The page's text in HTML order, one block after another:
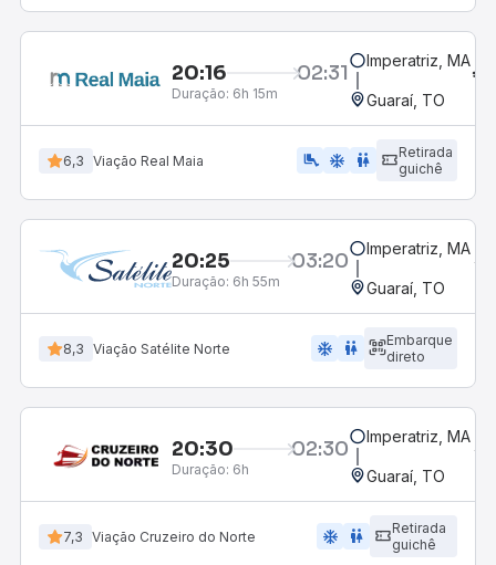
20:16 02:31
Duração: 6h 15m
Imperatriz, MA
Guaraí, TO
6,3 Viação Real Maia airline_seat_legroom_extra ac_unit wc
Retirada
guichê
20:25 03:20
Duração: 6h 55m
Imperatriz, MA
Guaraí, TO
8,3 Viação Satélite Norte ac_unit wc
Embarque
direto
20:30 02:30
Duração: 6h
Imperatriz, MA
Guaraí, TO
7,3 Viação Cruzeiro do Norte ac_unit wc
Retirada
guichê